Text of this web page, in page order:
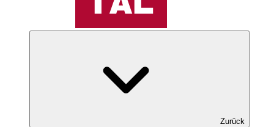
Zurück